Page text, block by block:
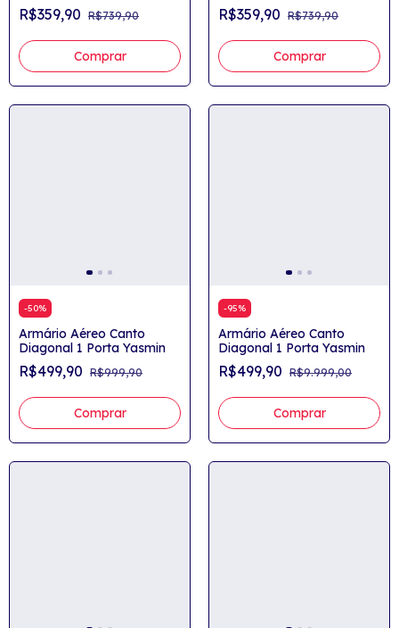
R$359,90 R$739,90
Comprar
R$359,90 R$739,90
Comprar
-50%
Armário Aéreo Canto
Diagonal 1 Porta Yasmin
R$499,90 R$999,90
Comprar
-95%
Armário Aéreo Canto
Diagonal 1 Porta Yasmin
R$499,90 R$9.999,00
Comprar